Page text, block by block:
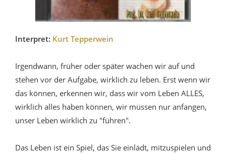
Interpret: Kurt Tepperwein
Irgendwann, früher oder später wachen wir auf und
stehen vor der Aufgabe, wirklich zu leben. Erst wenn wir
das können, erkennen wir, dass wir vom Leben ALLES,
wirklich alles haben können, wir müssen nur anfangen,
unser Leben wirklich zu "führen".
Das Leben ist ein Spiel, das Sie einlädt, mitzuspielen und